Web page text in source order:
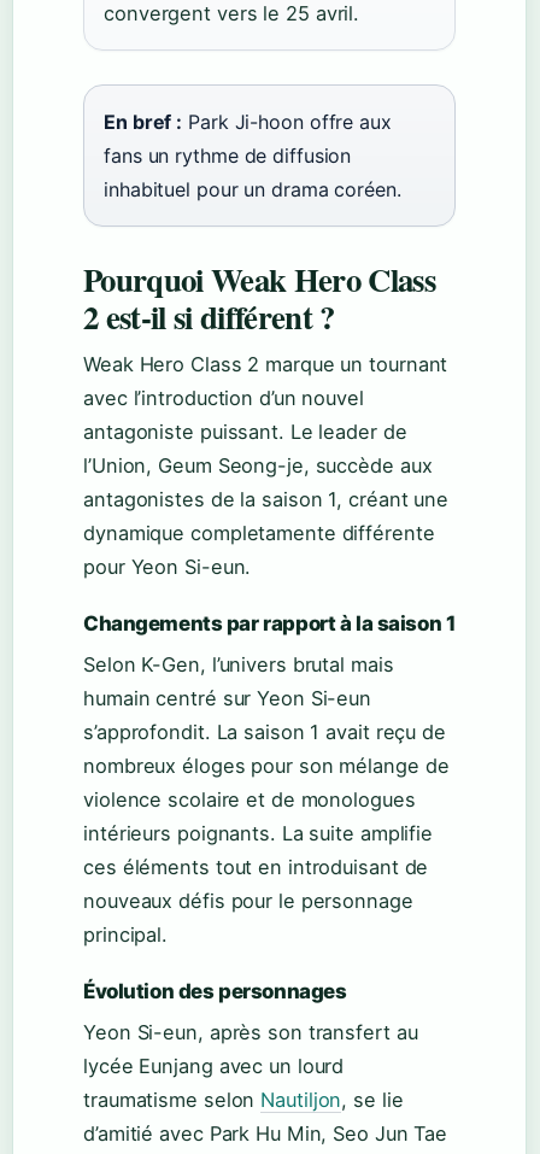
convergent vers le 25 avril.
En bref : Park Ji-hoon offre aux
fans un rythme de diffusion
inhabituel pour un drama coréen.
Pourquoi Weak Hero Class
2 est-il si différent ?
Weak Hero Class 2 marque un tournant
avec l’introduction d’un nouvel
antagoniste puissant. Le leader de
l’Union, Geum Seong-je, succède aux
antagonistes de la saison 1, créant une
dynamique completamente différente
pour Yeon Si-eun.
Changements par rapport à la saison 1
Selon K-Gen, l’univers brutal mais
humain centré sur Yeon Si-eun
s’approfondit. La saison 1 avait reçu de
nombreux éloges pour son mélange de
violence scolaire et de monologues
intérieurs poignants. La suite amplifie
ces éléments tout en introduisant de
nouveaux défis pour le personnage
principal.
Évolution des personnages
Yeon Si-eun, après son transfert au
lycée Eunjang avec un lourd
traumatisme selon Nautiljon, se lie
d’amitié avec Park Hu Min, Seo Jun Tae